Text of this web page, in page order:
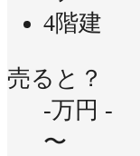
4階建
売ると？
-万円 -
〜